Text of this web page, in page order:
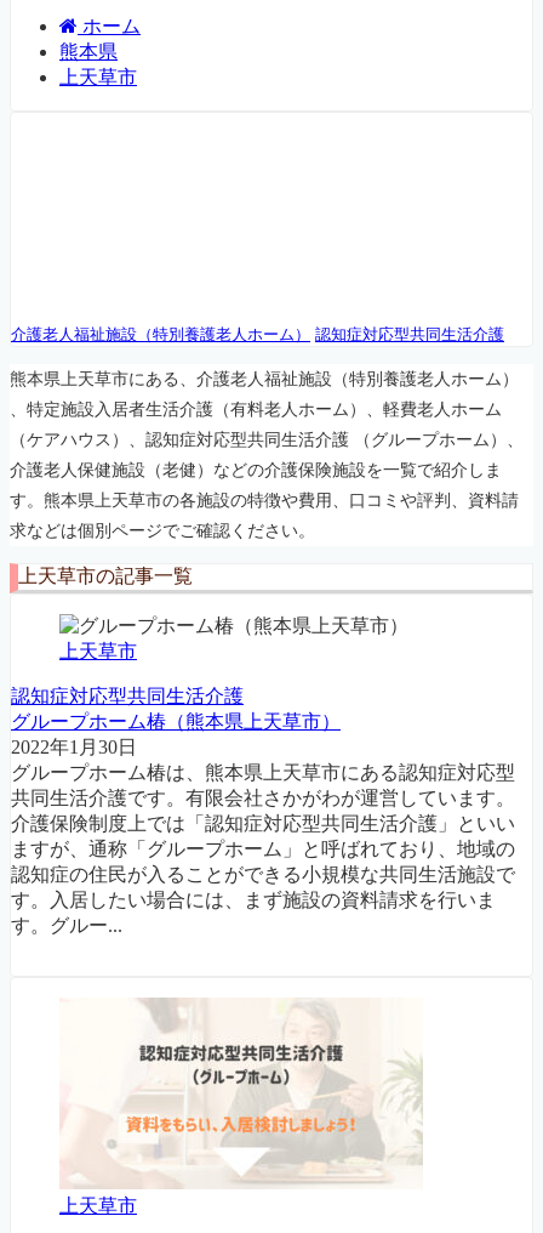
ホーム
熊本県
上天草市
介護老人福祉施設（特別養護老人ホーム） 認知症対応型共同生活介護
熊本県上天草市にある、介護老人福祉施設（特別養護老人ホーム）
、特定施設入居者生活介護（有料老人ホーム）、軽費老人ホーム
（ケアハウス）、認知症対応型共同生活介護 （グループホーム）、
介護老人保健施設（老健）などの介護保険施設を一覧で紹介しま
す。熊本県上天草市の各施設の特徴や費用、口コミや評判、資料請
求などは個別ページでご確認ください。
上天草市の記事一覧
上天草市
認知症対応型共同生活介護
グループホーム椿（熊本県上天草市）
2022年1月30日
グループホーム椿は、熊本県上天草市にある認知症対応型
共同生活介護です。有限会社さかがわが運営しています。
介護保険制度上では「認知症対応型共同生活介護」といい
ますが、通称「グループホーム」と呼ばれており、地域の
認知症の住民が入ることができる小規模な共同生活施設で
す。入居したい場合には、まず施設の資料請求を行いま
す。グルー...
上天草市